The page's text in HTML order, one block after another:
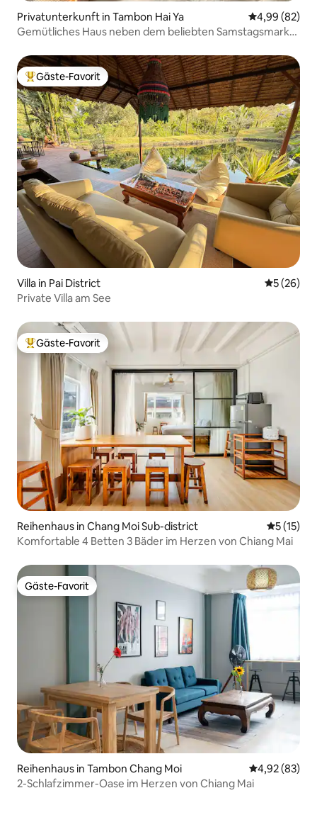
Privatunterkunft in Tambon Hai Ya
4,99 (82)
Gemütliches Haus neben dem beliebten Samstagsmarkt
Beliebter Gäste-Favorit.
Gäste-Favorit
Villa in Pai District
5 (26)
Private Villa am See
Beliebter Gäste-Favorit.
Gäste-Favorit
Reihenhaus in Chang Moi Sub-district
5 (15)
Komfortable 4 Betten 3 Bäder im Herzen von Chiang Mai
Gäste-Favorit
Gäste-Favorit
Reihenhaus in Tambon Chang Moi
4,92 (83)
2-Schlafzimmer-Oase im Herzen von Chiang Mai